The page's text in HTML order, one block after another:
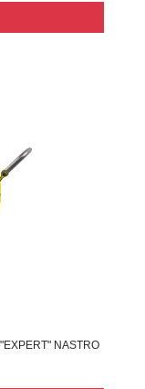
NASTRO